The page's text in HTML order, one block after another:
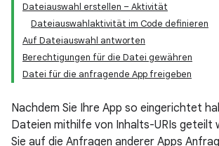
Dateiauswahl erstellen – Aktivität
Dateiauswahlaktivität im Code definieren
Auf Dateiauswahl antworten
Berechtigungen für die Datei gewähren
Datei für die anfragende App freigeben
Nachdem Sie Ihre App so eingerichtet
Dateien mithilfe von Inhalts-URIs geteilt
Sie auf die Anfragen anderer Apps